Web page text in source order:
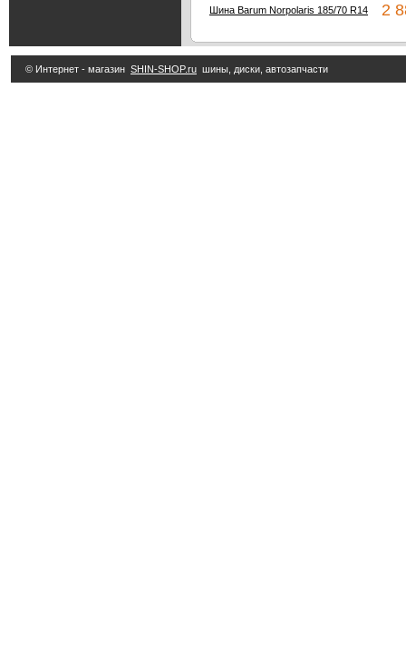
Шина Barum Norpolaris 185/70 R14 2
© Интернет - магазин SHIN-SHOP.ru шины, диски, автозапчасти